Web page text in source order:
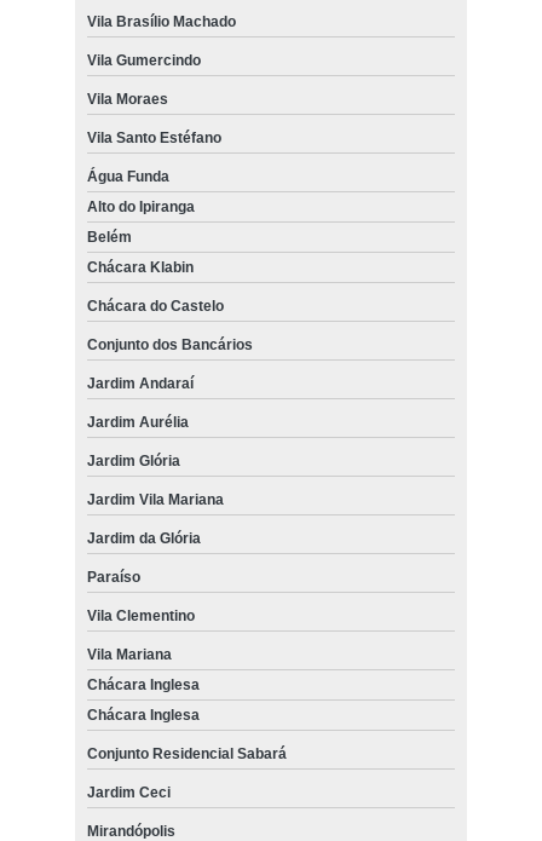
Vila Brasílio Machado
Vila Gumercindo
Vila Moraes
Vila Santo Estéfano
Água Funda
Alto do Ipiranga
Belém
Chácara Klabin
Chácara do Castelo
Conjunto dos Bancários
Jardim Andaraí
Jardim Aurélia
Jardim Glória
Jardim Vila Mariana
Jardim da Glória
Paraíso
Vila Clementino
Vila Mariana
Chácara Inglesa
Chácara Inglesa
Conjunto Residencial Sabará
Jardim Ceci
Mirandópolis